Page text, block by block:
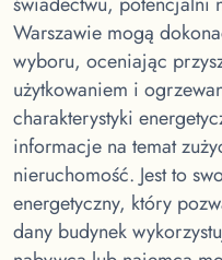
Warszawie mogą
wyboru, oceniając
użytkowaniem i
charakterystyki
informacje na temat
nieruchomość. Jest to
energetyczny, który
dany budynek